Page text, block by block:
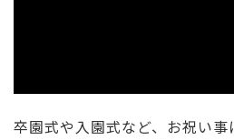
卒園式や入園式など、お祝い事